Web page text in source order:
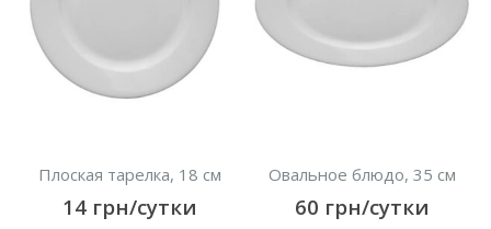
тарелка, 18 см
грн/сутки
Овальное блюдо, 35 см
грн/сутки